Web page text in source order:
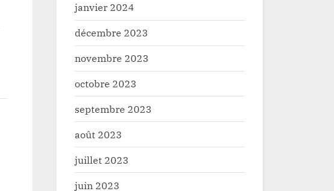
janvier 2024
décembre 2023
novembre 2023
octobre 2023
septembre 2023
août 2023
juillet 2023
juin 2023